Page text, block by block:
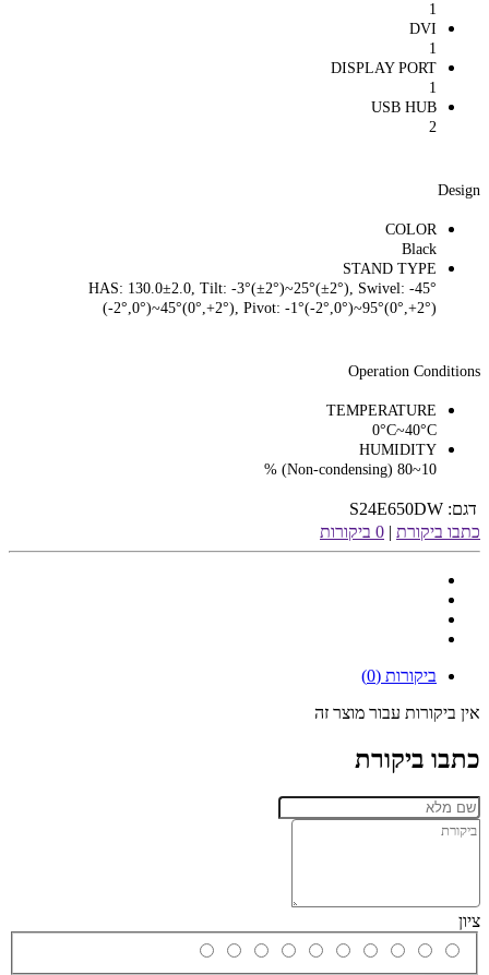
1
DVI
1
DISPLAY PORT
1
USB HUB
2
Design
COLOR
Black
STAND TYPE
HAS: 130.0±2.0, Tilt: -3°(±2°)~25°(±2°), Swivel: -45°
(-2°,0°)~45°(0°,+2°), Pivot: -1°(-2°,0°)~95°(0°,+2°)
Operation Conditions
TEMPERATURE
0°C~40°C
HUMIDITY
10~80 (Non-condensing) %
דגם: S24E650DW
כתבו ביקורת | 0 ביקורות
ביקורות (0)
אין ביקורות עבור מוצר זה
כתבו ביקורת
ציון